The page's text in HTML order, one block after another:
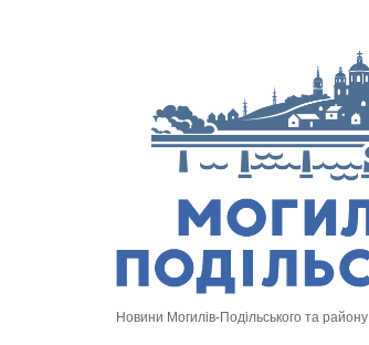
Новини Могилів-Подільського та району